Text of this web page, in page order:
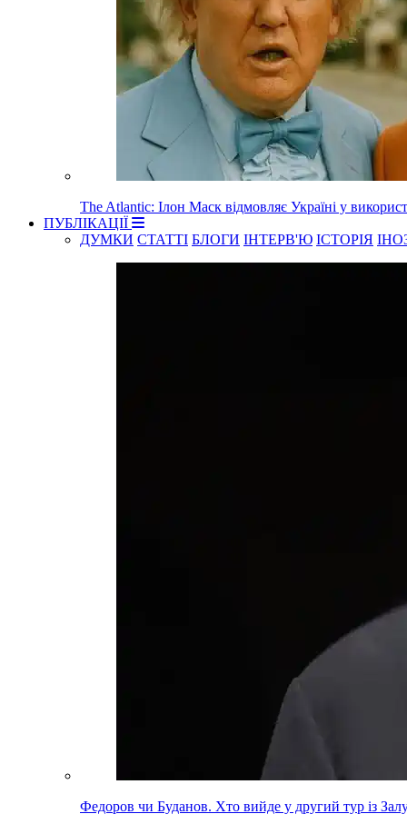
The Atlantic: Ілон Маск відмовляє Україні у
ПУБЛІКАЦІЇ
ДУМКИ СТАТТІ БЛОГИ ІНТЕРВ'Ю ІСТОРІЯ
Федоров чи Буданов. Хто вийде у другий тур із